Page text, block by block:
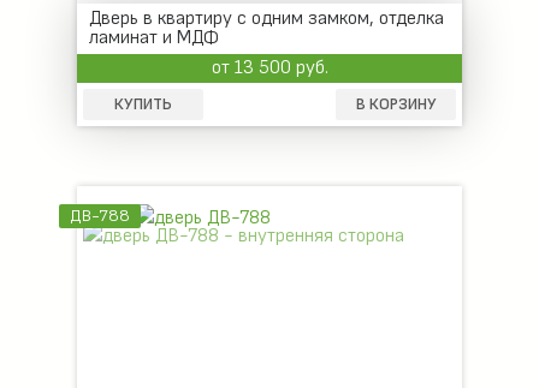
Дверь в квартиру с одним замком, отделка
ламинат и МДФ
от 13 500 руб.
КУПИТЬ В КОРЗИНУ
ДВ-788